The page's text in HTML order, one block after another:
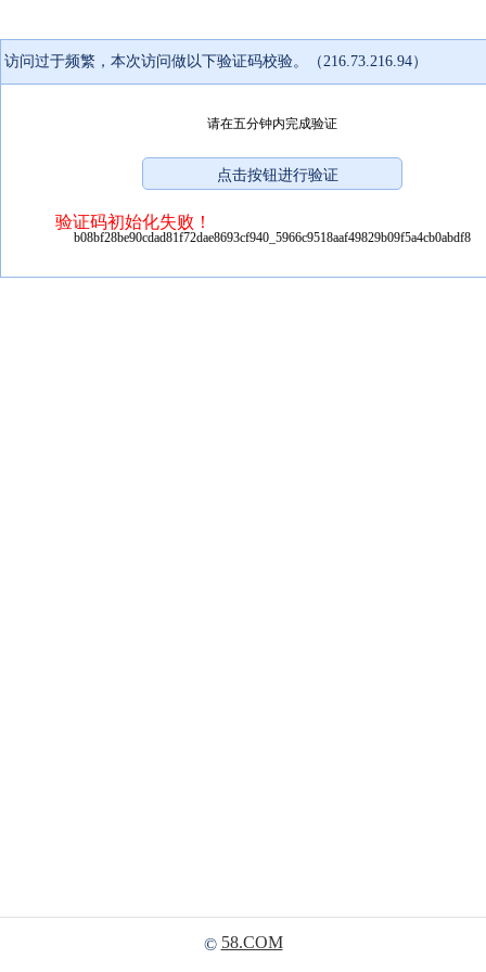
访问过于频繁，本次访问做以下验证码校验。（216.73.216.94）
请在五分钟内完成验证
验证码初始化失败！
b08bf28be90cdad81f72dae8693cf940_5966c9518aaf49829b09f5a4cb0abdf8
© 58.COM